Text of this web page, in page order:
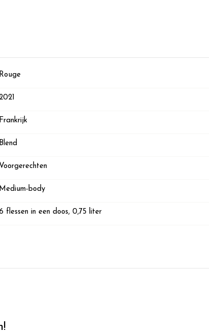
Rouge
Frankrijk
Blend
Voorgerechten
Medium-body
flessen in een doos, 0,75 liter